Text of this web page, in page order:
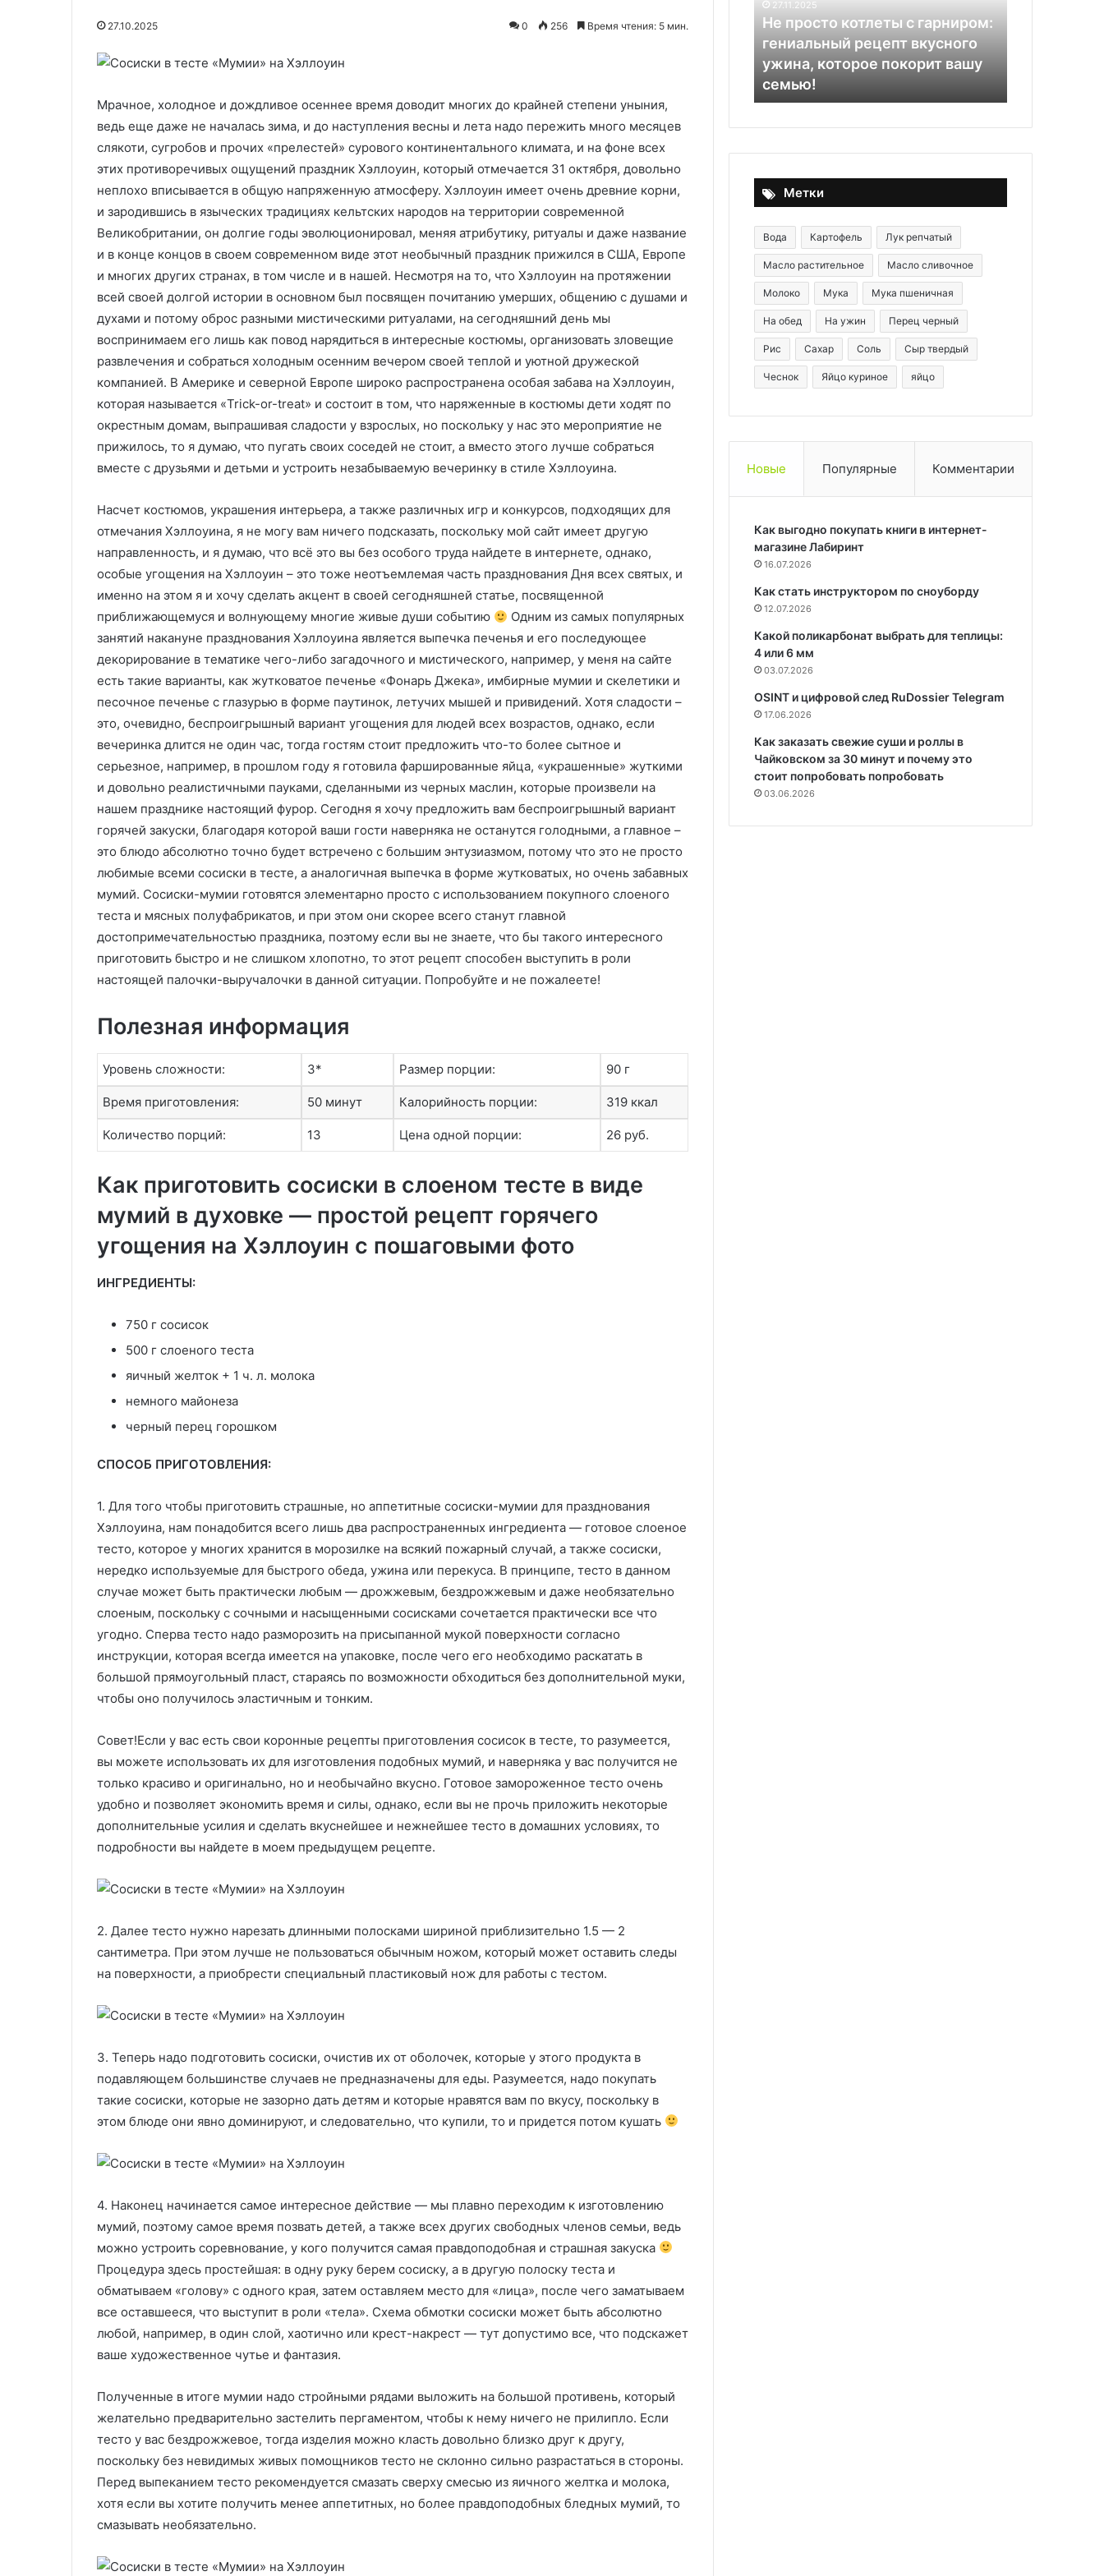
27.10.2025 0 256 Время чтения: 5 мин.
Мрачное, холодное и дождливое осеннее время доводит многих до крайней степени уныния,
ведь еще даже не началась зима, и до наступления весны и лета надо пережить много месяцев
слякоти, сугробов и прочих «прелестей» сурового континентального климата, и на фоне всех
этих противоречивых ощущений праздник Хэллоуин, который отмечается 31 октября, довольно
неплохо вписывается в общую напряженную атмосферу. Хэллоуин имеет очень древние корни,
и зародившись в языческих традициях кельтских народов на территории современной
Великобритании, он долгие годы эволюционировал, меняя атрибутику, ритуалы и даже название
и в конце концов в своем современном виде этот необычный праздник прижился в США, Европе
и многих других странах, в том числе и в нашей. Несмотря на то, что Хэллоуин на протяжении
всей своей долгой истории в основном был посвящен почитанию умерших, общению с душами и
духами и потому оброс разными мистическими ритуалами, на сегодняшний день мы
воспринимаем его лишь как повод нарядиться в интересные костюмы, организовать зловещие
развлечения и собраться холодным осенним вечером своей теплой и уютной дружеской
компанией. В Америке и северной Европе широко распространена особая забава на Хэллоуин,
которая называется «Trick-or-treat» и состоит в том, что наряженные в костюмы дети ходят по
окрестным домам, выпрашивая сладости у взрослых, но поскольку у нас это мероприятие не
прижилось, то я думаю, что пугать своих соседей не стоит, а вместо этого лучше собраться
вместе с друзьями и детьми и устроить незабываемую вечеринку в стиле Хэллоуина.
Насчет костюмов, украшения интерьера, а также различных игр и конкурсов, подходящих для
отмечания Хэллоуина, я не могу вам ничего подсказать, поскольку мой сайт имеет другую
направленность, и я думаю, что всё это вы без особого труда найдете в интернете, однако,
особые угощения на Хэллоуин – это тоже неотъемлемая часть празднования Дня всех святых, и
именно на этом я и хочу сделать акцент в своей сегодняшней статье, посвященной
приближающемуся и волнующему многие живые души событию
Одним из самых популярных
занятий накануне празднования Хэллоуина является выпечка печенья и его последующее
декорирование в тематике чего-либо загадочного и мистического, например, у меня на сайте
есть такие варианты, как жутковатое печенье «Фонарь Джека», имбирные мумии и скелетики и
песочное печенье с глазурью в форме паутинок, летучих мышей и привидений. Хотя сладости –
это, очевидно, беспроигрышный вариант угощения для людей всех возрастов, однако, если
вечеринка длится не один час, тогда гостям стоит предложить что-то более сытное и
серьезное, например, в прошлом году я готовила фаршированные яйца, «украшенные» жуткими
и довольно реалистичными пауками, сделанными из черных маслин, которые произвели на
нашем празднике настоящий фурор. Сегодня я хочу предложить вам беспроигрышный вариант
горячей закуски, благодаря которой ваши гости наверняка не останутся голодными, а главное –
это блюдо абсолютно точно будет встречено с большим энтузиазмом, потому что это не просто
любимые всеми сосиски в тесте, а аналогичная выпечка в форме жутковатых, но очень забавных
мумий. Сосиски-мумии готовятся элементарно просто с использованием покупного слоеного
теста и мясных полуфабрикатов, и при этом они скорее всего станут главной
достопримечательностью праздника, поэтому если вы не знаете, что бы такого интересного
приготовить быстро и не слишком хлопотно, то этот рецепт способен выступить в роли
настоящей палочки-выручалочки в данной ситуации. Попробуйте и не пожалеете!
Полезная информация
Уровень сложности: 3* Размер порции: 90 г
Время приготовления: 50 минут Калорийность порции: 319 ккал
Количество порций: 13 Цена одной порции: 26 руб.
Как приготовить сосиски в слоеном тесте в виде
мумий в духовке — простой рецепт горячего
угощения на Хэллоуин с пошаговыми фото
ИНГРЕДИЕНТЫ:
750 г сосисок
500 г слоеного теста
яичный желток + 1 ч. л. молока
немного майонеза
черный перец горошком
СПОСОБ ПРИГОТОВЛЕНИЯ:
1. Для того чтобы приготовить страшные, но аппетитные сосиски-мумии для празднования
Хэллоуина, нам понадобится всего лишь два распространенных ингредиента — готовое слоеное
тесто, которое у многих хранится в морозилке на всякий пожарный случай, а также сосиски,
нередко используемые для быстрого обеда, ужина или перекуса. В принципе, тесто в данном
случае может быть практически любым — дрожжевым, бездрожжевым и даже необязательно
слоеным, поскольку с сочными и насыщенными сосисками сочетается практически все что
угодно. Сперва тесто надо разморозить на присыпанной мукой поверхности согласно
инструкции, которая всегда имеется на упаковке, после чего его необходимо раскатать в
большой прямоугольный пласт, стараясь по возможности обходиться без дополнительной муки,
чтобы оно получилось эластичным и тонким.
Совет!Если у вас есть свои коронные рецепты приготовления сосисок в тесте, то разумеется,
вы можете использовать их для изготовления подобных мумий, и наверняка у вас получится не
только красиво и оригинально, но и необычайно вкусно. Готовое замороженное тесто очень
удобно и позволяет экономить время и силы, однако, если вы не прочь приложить некоторые
дополнительные усилия и сделать вкуснейшее и нежнейшее тесто в домашних условиях, то
подробности вы найдете в моем предыдущем рецепте.
2. Далее тесто нужно нарезать длинными полосками шириной приблизительно 1.5 — 2
сантиметра. При этом лучше не пользоваться обычным ножом, который может оставить следы
на поверхности, а приобрести специальный пластиковый нож для работы с тестом.
3. Теперь надо подготовить сосиски, очистив их от оболочек, которые у этого продукта в
подавляющем большинстве случаев не предназначены для еды. Разумеется, надо покупать
такие сосиски, которые не зазорно дать детям и которые нравятся вам по вкусу, поскольку в
этом блюде они явно доминируют, и следовательно, что купили, то и придется потом кушать
4. Наконец начинается самое интересное действие — мы плавно переходим к изготовлению
мумий, поэтому самое время позвать детей, а также всех других свободных членов семьи, ведь
можно устроить соревнование, у кого получится самая правдоподобная и страшная закуска
Процедура здесь простейшая: в одну руку берем сосиску, а в другую полоску теста и
обматываем «голову» с одного края, затем оставляем место для «лица», после чего заматываем
все оставшееся, что выступит в роли «тела». Схема обмотки сосиски может быть абсолютно
любой, например, в один слой, хаотично или крест-накрест — тут допустимо все, что подскажет
ваше художественное чутье и фантазия.
Полученные в итоге мумии надо стройными рядами выложить на большой противень, который
желательно предварительно застелить пергаментом, чтобы к нему ничего не прилипло. Если
тесто у вас бездрожжевое, тогда изделия можно класть довольно близко друг к другу,
поскольку без невидимых живых помощников тесто не склонно сильно разрастаться в стороны.
Перед выпеканием тесто рекомендуется смазать сверху смесью из яичного желтка и молока,
хотя если вы хотите получить менее аппетитных, но более правдоподобных бледных мумий, то
смазывать необязательно.
перцем, запечённые в грибном
24.06.2024
не
рассказала,
хранить
на
зиму
овощи
Убираем от света, рядом с
гениальный
вкусного
ужина,
которое
покорит
27.11.2025
Не просто котлеты с гарниром:
гениальный рецепт вкусного
ужина, которое покорит вашу
семью!
Метки
Вода Картофель Лук репчатый
Масло растительное Масло сливочное
Молоко Мука Мука пшеничная
На обед На ужин Перец черный
Рис Сахар Соль Сыр твердый
Чеснок Яйцо куриное яйцо
Новые Популярные Комментарии
Как выгодно покупать книги в интернет-
магазине Лабиринт
16.07.2026
Как стать инструктором по сноуборду
12.07.2026
Какой поликарбонат выбрать для теплицы:
4 или 6 мм
03.07.2026
OSINT и цифровой след RuDossier Telegram
17.06.2026
Как заказать свежие суши и роллы в
Чайковском за 30 минут и почему это
стоит попробовать попробовать
03.06.2026